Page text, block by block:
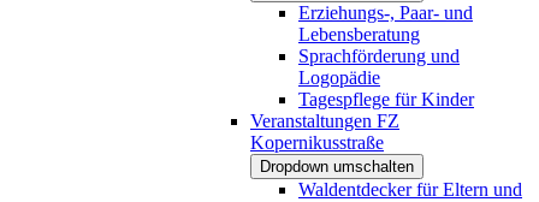
Erziehungs-, Paar- und
Lebensberatung
Sprachförderung und
Logopädie
Tagespflege für Kinder
Veranstaltungen FZ
Kopernikusstraße
Dropdown umschalten
Waldentdecker für Eltern und